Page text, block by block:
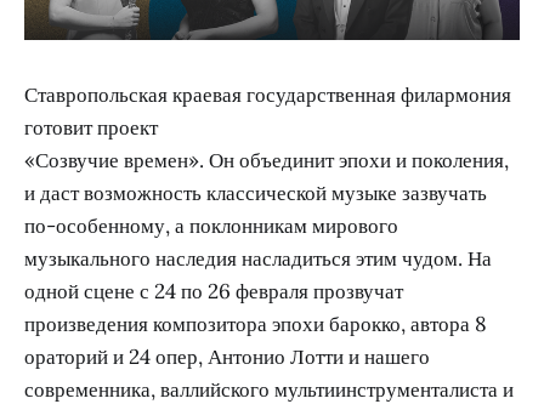
Ставропольская краевая государственная филармония
готовит проект
«Созвучие времен». Он объединит эпохи и поколения,
и даст возможность классической музыке зазвучать
по-особенному, а поклонникам мирового
музыкального наследия насладиться этим чудом. На
одной сцене с 24 по 26 февраля прозвучат
произведения композитора эпохи барокко, автора 8
ораторий и 24 опер, Антонио Лотти и нашего
современника, валлийского мультиинструменталиста и